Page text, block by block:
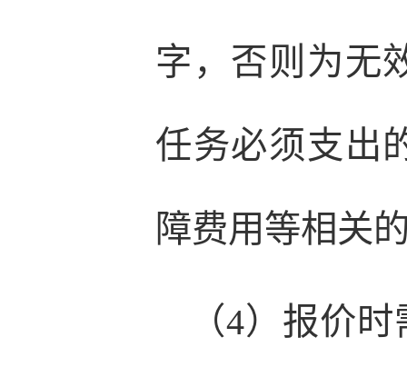
字，否则为无
任务必须支出
障费用等相关
（4）报价